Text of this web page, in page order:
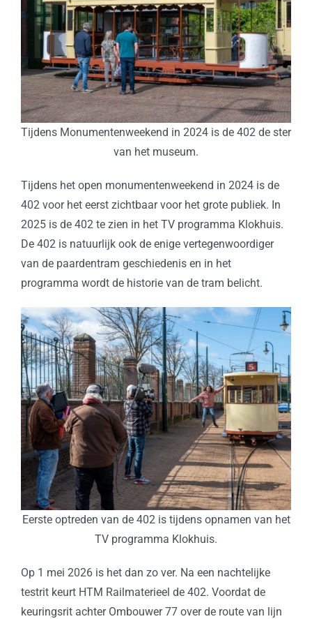
Tijdens Monumentenweekend in 2024 is de 402 de ster
van het museum.
Tijdens het open monumentenweekend in 2024 is de
402 voor het eerst zichtbaar voor het grote publiek. In
2025 is de 402 te zien in het TV programma Klokhuis.
De 402 is natuurlijk ook de enige vertegenwoordiger
van de paardentram geschiedenis en in het
programma wordt de historie van de tram belicht.
Eerste optreden van de 402 is tijdens opnamen van het
TV programma Klokhuis.
Op 1 mei 2026 is het dan zo ver. Na een nachtelijke
testrit keurt HTM Railmaterieel de 402. Voordat de
keuringsrit achter Ombouwer 77 over de route van lijn